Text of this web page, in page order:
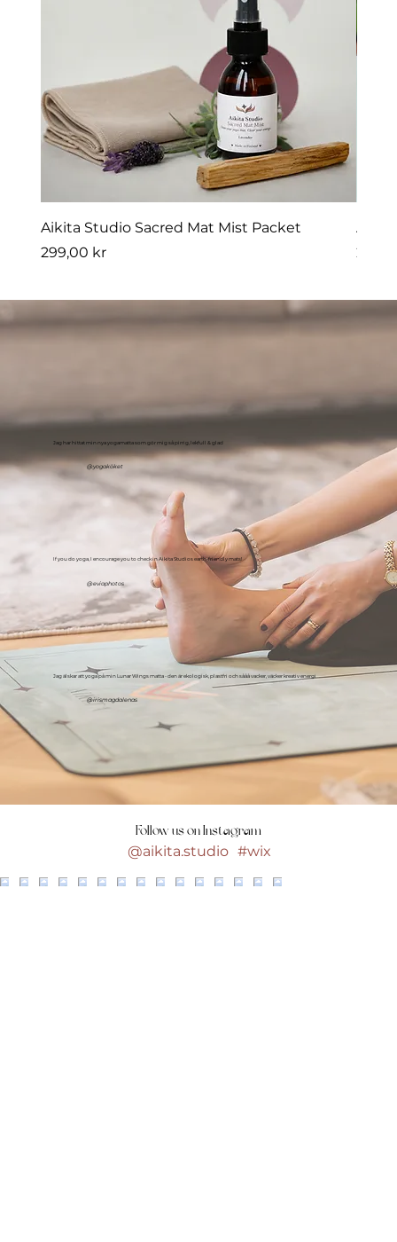
Aikita Studio Sacred Mat Mist Packet
Pris
299,00 kr
Pris
Jag har hittat min nya yogamatta som gör mig så pirrig, lekfull & glad
@yogaköket
If you do yoga, I encourage you to check in Aikita Studios earth-friendly mats!
@eviaphotos
Jag älskar att yoga på min Lunar Wings matta - den är ekologisk, plastfri och sååå vacker, väcker kreativ energi
@irismagdalenas
Follow us on Instagram
#wix
@aikita.studio